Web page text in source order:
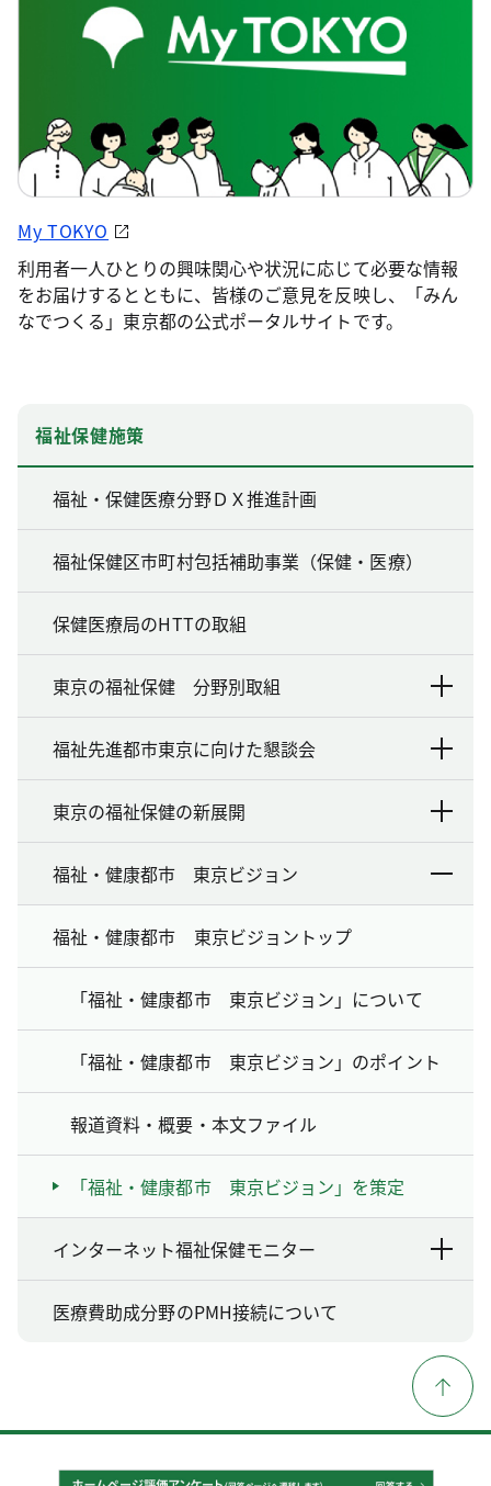
My TOKYO
利用者一人ひとりの興味関心や状況に応じて必要な情報
をお届けするとともに、皆様のご意見を反映し、「みん
なでつくる」東京都の公式ポータルサイトです。
福祉保健施策
福祉・保健医療分野ＤＸ推進計画
福祉保健区市町村包括補助事業（保健・医療）
保健医療局のHTTの取組
東京の福祉保健 分野別取組
福祉先進都市東京に向けた懇談会
東京の福祉保健の新展開
福祉・健康都市 東京ビジョン
福祉・健康都市 東京ビジョントップ
「福祉・健康都市 東京ビジョン」について
「福祉・健康都市 東京ビジョン」のポイント
報道資料・概要・本文ファイル
「福祉・健康都市 東京ビジョン」を策定
インターネット福祉保健モニター
医療費助成分野のPMH接続について